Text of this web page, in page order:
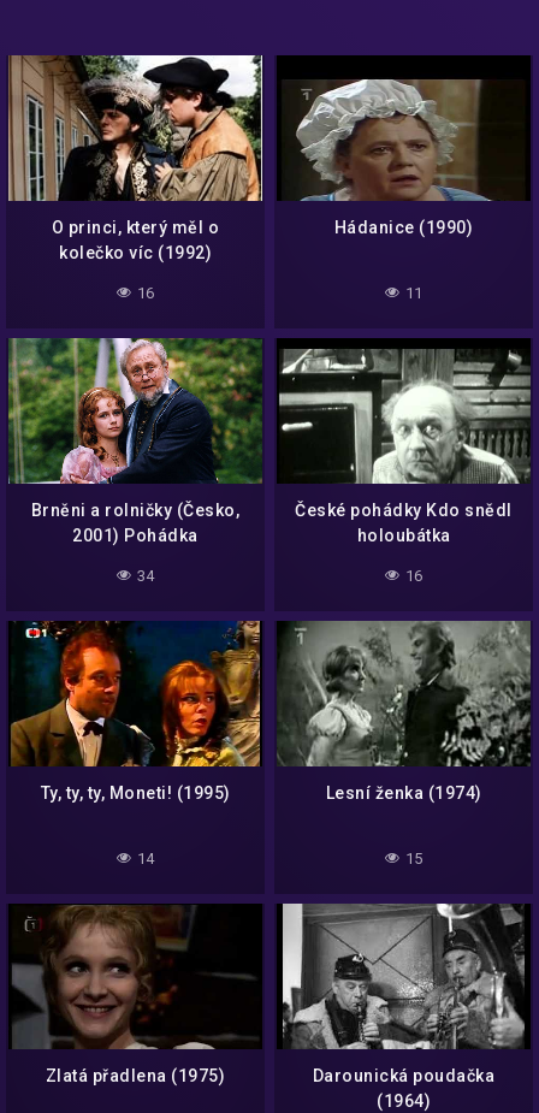
O princi, který měl o
kolečko víc (1992)
16
Hádanice (1990)
11
Brněni a rolničky (Česko,
2001) Pohádka
34
České pohádky Kdo snědl
holoubátka
16
Ty, ty, ty, Moneti! (1995)
14
Lesní ženka (1974)
15
Zlatá přadlena (1975)
Darounická poudačka
(1964)